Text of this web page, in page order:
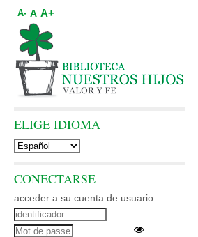
A- A A+
ELIGE IDIOMA
CONECTARSE
acceder a su cuenta de usuario